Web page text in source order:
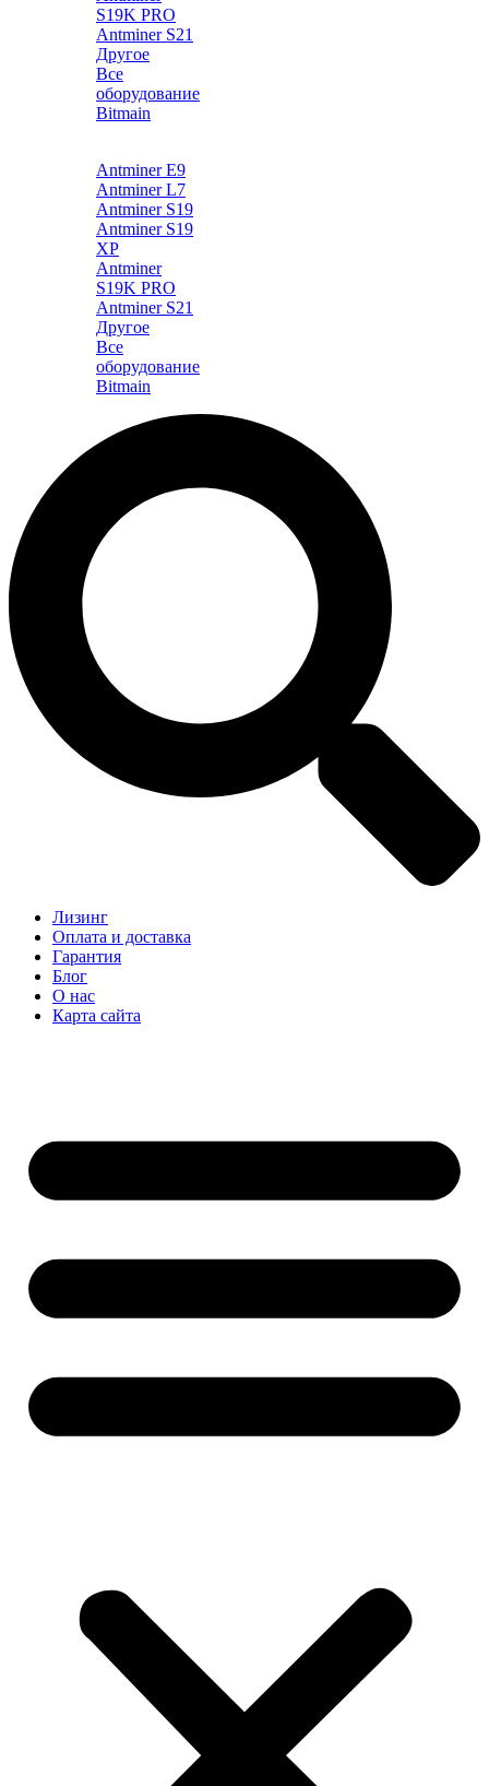
S19K PRO
Antminer S21
Другое
Все
оборудование
Bitmain
Antminer E9
Antminer L7
Antminer S19
Antminer S19
XP
Antminer
S19K PRO
Antminer S21
Другое
Все
оборудование
Bitmain
Лизинг
Оплата и доставка
Гарантия
Блог
О нас
Карта сайта